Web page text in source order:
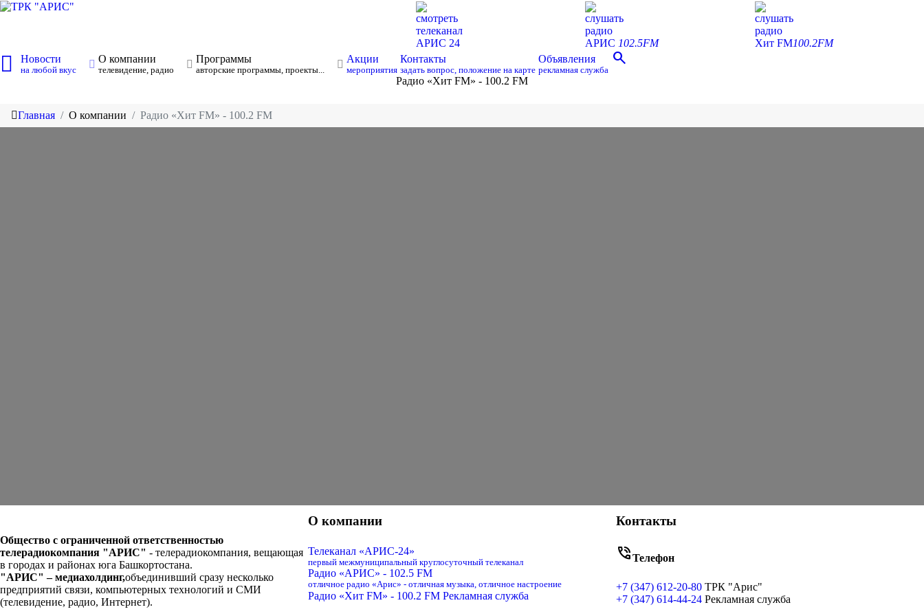
смотреть
телеканал
АРИС 24
слушать
радио
АРИС 102.5FM
слушать
радио
Хит FM100.2FM
Новости
на любой вкус
О компании
телевидение, радио
Программы
авторские программы, проекты...
Акции
мероприятия
Контакты
задать вопрос, положение на карте
Объявления
рекламная служба
search
Радио «Хит FM» - 100.2 FM
Главная О компании Радио «Хит FM» - 100.2 FM
Общество с ограниченной ответственностью
телерадиокомпания "АРИС" - телерадиокомпания, вещающая
в городах и районах юга Башкортостана.
"АРИС" – медиахолдинг,объединивший сразу несколько
предприятий связи, компьютерных технологий и СМИ
(телевидение, радио, Интернет).
О компании
Телеканал «АРИС-24»
первый межмуниципальный круглосуточный телеканал
Радио «АРИС» - 102.5 FM
отличное радио «Арис» - отличная музыка, отличное настроение
Радио «Хит FM» - 100.2 FM Рекламная служба
Контакты
phone_in_talkТелефон
+7 (347) 612-20-80 ТРК "Арис"
+7 (347) 614-44-24 Рекламная служба